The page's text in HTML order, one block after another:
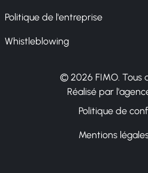
Politique de l'entreprise
Whistleblowing
© 2026 FIMO. Tous
Réalisé par
Politique de
Mentions